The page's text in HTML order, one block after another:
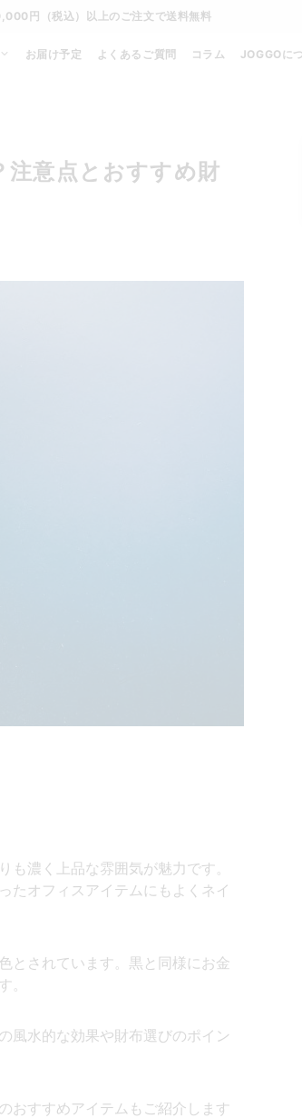
円（税込）以上のご注文で送料無料
お届け予定 よくあるご質問 コラム JOGGOに
注意点とおすすめ財
濃く上品な雰囲気が魅力です。
たオフィスアイテムにもよくネイ
とされています。黒と同様にお金
。
風水的な効果や財布選びのポイン
おすすめアイテムもご紹介します